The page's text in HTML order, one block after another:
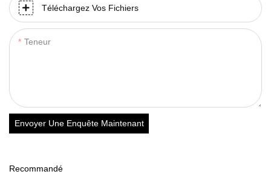
Téléchargez Vos Fichiers
Teneur
Envoyer Une Enquête Maintenant
Recommandé